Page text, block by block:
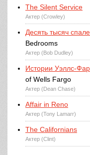
The Silent Service
Актер (Crowley)
Десять тысяч
Bedrooms
Актер (Bob Dudley)
Истории Уэллс-
of Wells Fargo
Актер (Dean Chase)
Affair in Reno
Актер (Tony Lamarr)
The Californians
Актер (Clint)